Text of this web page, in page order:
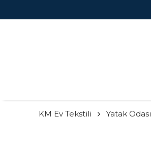
KM Ev Tekstili Yatak Odası